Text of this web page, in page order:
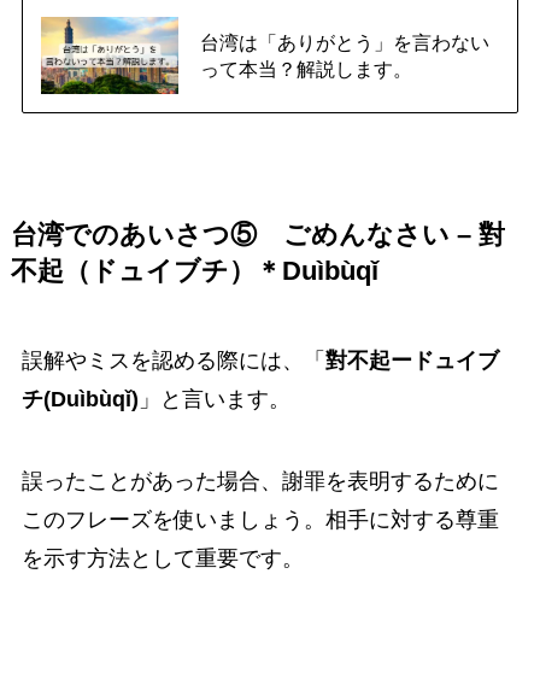
台湾は「ありがとう」を言わない
って本当？解説します。
台湾でのあいさつ⑤ ごめんなさい – 對
不起（ドュイブチ）＊Duìbùqǐ
誤解やミスを認める際には、「 對不起ードュイブ
チ(Duìbùqǐ) 」と言います。
誤ったことがあった場合、謝罪を表明するために
このフレーズを使いましょう。相手に対する尊重
を示す方法として重要です。